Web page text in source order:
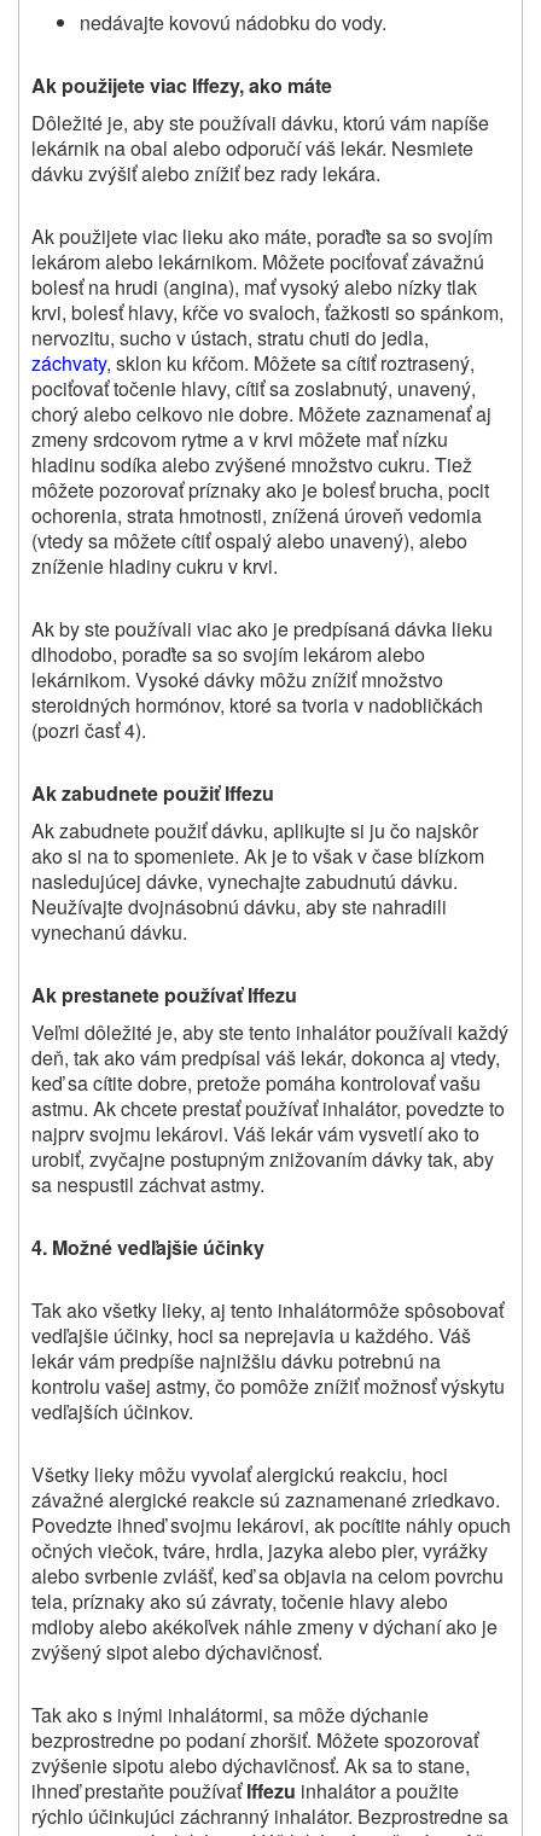
nedávajte kovovú nádobku do vody.
Ak použijete viac Iffezy, ako máte
Dôležité je, aby ste používali dávku, ktorú vám napíše
lekárnik na obal alebo odporučí váš lekár. Nesmiete
dávku zvýšiť alebo znížiť bez rady lekára.
Ak použijete viac lieku ako máte, poraďte sa so svojím
lekárom alebo lekárnikom. Môžete pociťovať závažnú
bolesť na hrudi (angina), mať vysoký alebo nízky tlak
krvi, bolesť hlavy, kŕče vo svaloch, ťažkosti so spánkom,
nervozitu, sucho v ústach, stratu chuti do jedla,
záchvaty, sklon ku kŕčom. Môžete sa cítiť roztrasený,
pociťovať točenie hlavy, cítiť sa zoslabnutý, unavený,
chorý alebo celkovo nie dobre. Môžete zaznamenať aj
zmeny srdcovom rytme a v krvi môžete mať nízku
hladinu sodíka alebo zvýšené množstvo cukru. Tiež
môžete pozorovať príznaky ako je bolesť brucha, pocit
ochorenia, strata hmotnosti, znížená úroveň vedomia
(vtedy sa môžete cítiť ospalý alebo unavený), alebo
zníženie hladiny cukru v krvi.
Ak by ste používali viac ako je predpísaná dávka lieku
dlhodobo, poraďte sa so svojím lekárom alebo
lekárnikom. Vysoké dávky môžu znížiť množstvo
steroidných hormónov, ktoré sa tvoria v nadobličkách
(pozri časť 4).
Ak zabudnete použiť Iffezu
Ak zabudnete použiť dávku, aplikujte si ju čo najskôr
ako si na to spomeniete. Ak je to však v čase blízkom
nasledujúcej dávke, vynechajte zabudnutú dávku.
Neužívajte dvojnásobnú dávku, aby ste nahradili
vynechanú dávku.
Ak prestanete používať Iffezu
Veľmi dôležité je, aby ste tento inhalátor používali každý
deň, tak ako vám predpísal váš lekár, dokonca aj vtedy,
keď sa cítite dobre, pretože pomáha kontrolovať vašu
astmu. Ak chcete prestať používať inhalátor, povedzte to
najprv svojmu lekárovi. Váš lekár vám vysvetlí ako to
urobiť, zvyčajne postupným znižovaním dávky tak, aby
sa nespustil záchvat astmy.
4. Možné vedľajšie účinky
Tak ako všetky lieky, aj tento inhalátormôže spôsobovať
vedľajšie účinky, hoci sa neprejavia u každého. Váš
lekár vám predpíše najnižšiu dávku potrebnú na
kontrolu vašej astmy, čo pomôže znížiť možnosť výskytu
vedľajších účinkov.
Všetky lieky môžu vyvolať alergickú reakciu, hoci
závažné alergické reakcie sú zaznamenané zriedkavo.
Povedzte ihneď svojmu lekárovi, ak pocítite náhly opuch
očných viečok, tváre, hrdla, jazyka alebo pier, vyrážky
alebo svrbenie zvlášť, keď sa objavia na celom povrchu
tela, príznaky ako sú závraty, točenie hlavy alebo
mdloby alebo akékoľvek náhle zmeny v dýchaní ako je
zvýšený sipot alebo dýchavičnosť.
Tak ako s inými inhalátormi, sa môže dýchanie
bezprostredne po podaní zhoršiť. Môžete spozorovať
zvýšenie sipotu alebo dýchavičnosť. Ak sa to stane,
ihneď prestaňte používaťIffezu inhalátor a použite
rýchlo účinkujúci záchranný inhalátor. Bezprostredne sa